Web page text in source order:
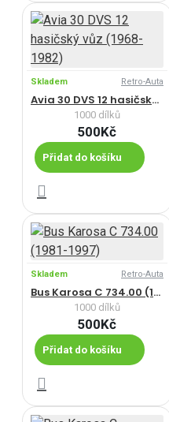
Skladem Retro-Auta
Avia 30 DVS 12 hasičský vůz (1968-1982)
1000 dílků
500Kč
Přidat do košíku
Skladem Retro-Auta
Bus Karosa C 734.00 (1981-1997)
1000 dílků
500Kč
Přidat do košíku